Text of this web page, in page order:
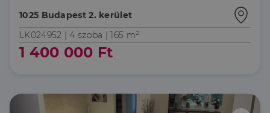
1025 Budapest 2. kerület
LK024952 |4 szoba | 165 m²
1 400 000 Ft